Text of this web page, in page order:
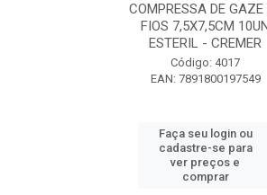
COMPRESSA DE GAZE
FIOS 7,5X7,5CM
ESTERIL - CREMER
Código: 4017
EAN: 7891800197549
Faça seu login ou
cadastre-se para
ver preços e
comprar